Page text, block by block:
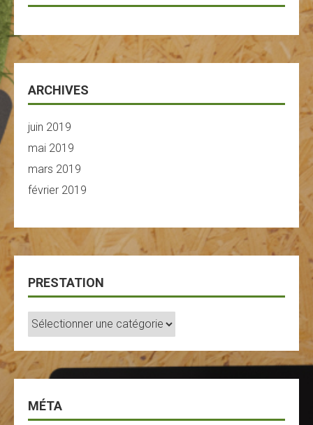
ARCHIVES
juin 2019
mai 2019
mars 2019
février 2019
PRESTATION
Prestation
MÉTA